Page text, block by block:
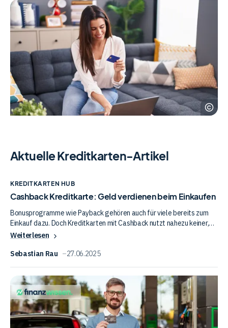
Aktuelle Kreditkarten-Artikel
Kreditkarte:
Geld
verdienen
beim
Einkaufen
KREDITKARTEN HUB
Cashback Kreditkarte: Geld verdienen beim Einkaufen
Bonusprogramme wie Payback gehören auch für viele bereits zum
Einkauf dazu. Doch Kreditkarten mit Cashback nutzt nahezu keiner,
obwohl sich diese oft mit den Cashback-Programmen anderer
Cashback-Kreditkarte und schauens uns vier Optionen an.
Weiterlesen
Sebastian Rau
27.06.2025
Prepaid
Kreditkarten
von
der
Tankstelle